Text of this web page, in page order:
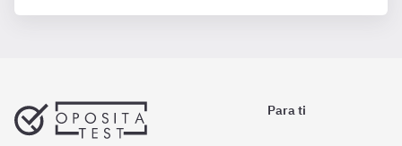
Para ti